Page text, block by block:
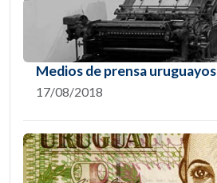
Medios de prensa uruguayos
17/08/2018